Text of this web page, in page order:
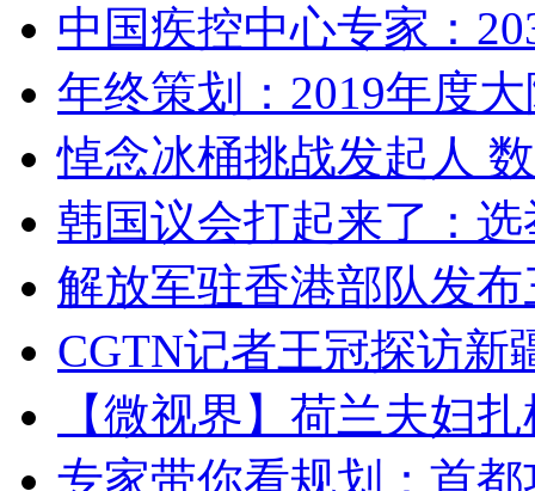
中国疾控中心专家：
年终策划：2019年度
悼念冰桶挑战发起人
韩国议会打起来了：
解放军驻香港部队发
CGTN记者王冠探访新
【微视界】荷兰夫妇
专家带你看规划：首